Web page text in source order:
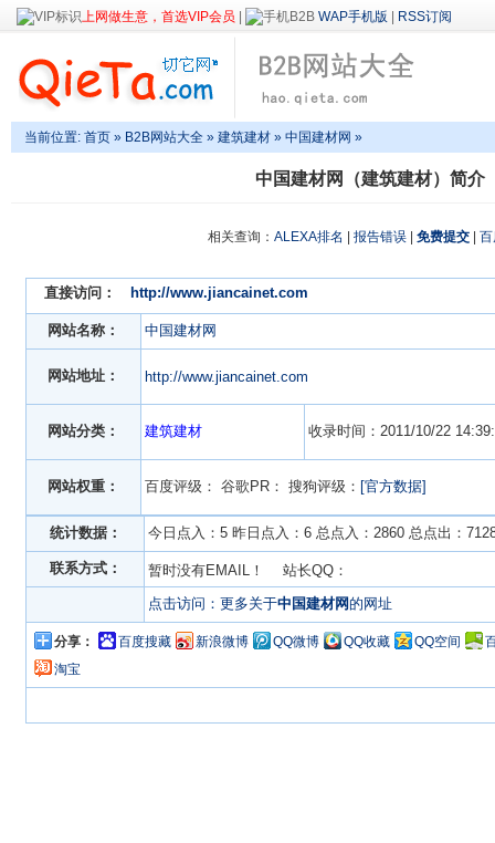
上网做生意，首选VIP会员 WAP手机版 RSS订阅
当前位置: 首页 » B2B网站大全 » 建筑建材 » 中国建材网 »
中国建材网（建筑建材）简介
相关查询： ALEXA排名 报告错误 免费提交
直接访问： http://www.jiancainet.com
网站名称： 中国建材网
网站地址： http://www.jiancainet.com
网站分类： 建筑建材 收录时间：2011/10/22
网站权重： 百度评级： 谷歌PR： 搜狗评级： [官方数据]
统计数据： 今日点入：5 昨日点入：6 总点入：2860 总点出：
联系方式：
暂时没有EMAIL！ 站长QQ：
点击访问：更多关于中国建材网的网址
分享： 百度搜藏 新浪微博 QQ微博 QQ收藏 QQ空间
淘宝